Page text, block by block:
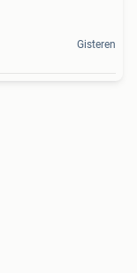
Gisteren